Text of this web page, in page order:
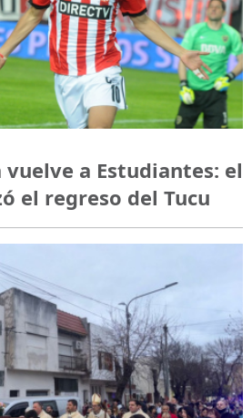
vuelve a Estudiantes: el
el regreso del Tucu